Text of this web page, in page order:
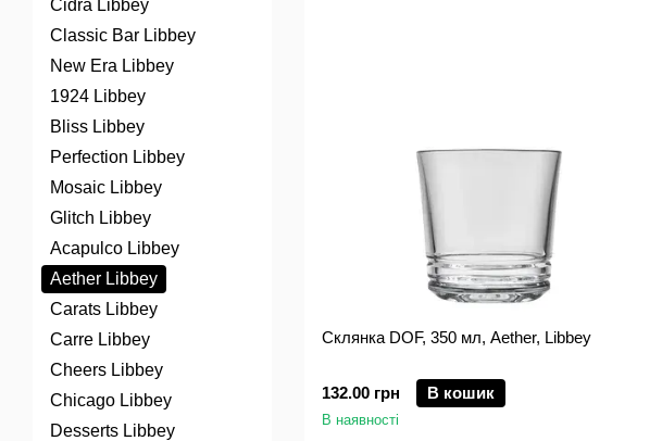
Склянка DOF, 350 мл, Aether, Libbey
132.00 грн В кошик
В наявності
Cidra Libbey
Classic Bar Libbey
New Era Libbey
1924 Libbey
Bliss Libbey
Perfection Libbey
Mosaic Libbey
Glitch Libbey
Acapulco Libbey
Aether Libbey
Carats Libbey
Carre Libbey
Cheers Libbey
Chicago Libbey
Desserts Libbey